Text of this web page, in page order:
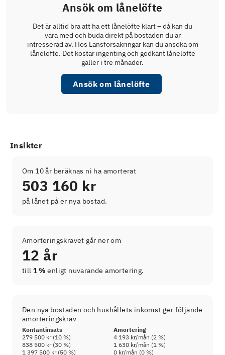
Ansök om lånelöfte
Det är alltid bra att ha ett lånelöfte klart – då kan du
vara med och buda direkt på bostaden du är
intresserad av. Hos Länsförsäkringar kan du ansöka om
lånelöfte. Det kostar ingenting och godkänt lånelöfte
gäller i tre månader.
Ansök om lånelöfte
Insikter
Om 10 år beräknas ni ha amorterat
503 160 kr
på lånet på er nya bostad.
Amorteringskravet går ner om
12 år
till 1 % enligt nuvarande amortering.
Den nya bostaden och hushållets inkomst ger följande
amorteringskrav
Kontantinsats
Amortering
279 500 kr(10 %) 4 193 kr/mån (2 %)
838 500 kr(30 %) 1 630 kr/mån (1 %)
1 397 500 kr(50 %) 0 kr/mån (0 %)